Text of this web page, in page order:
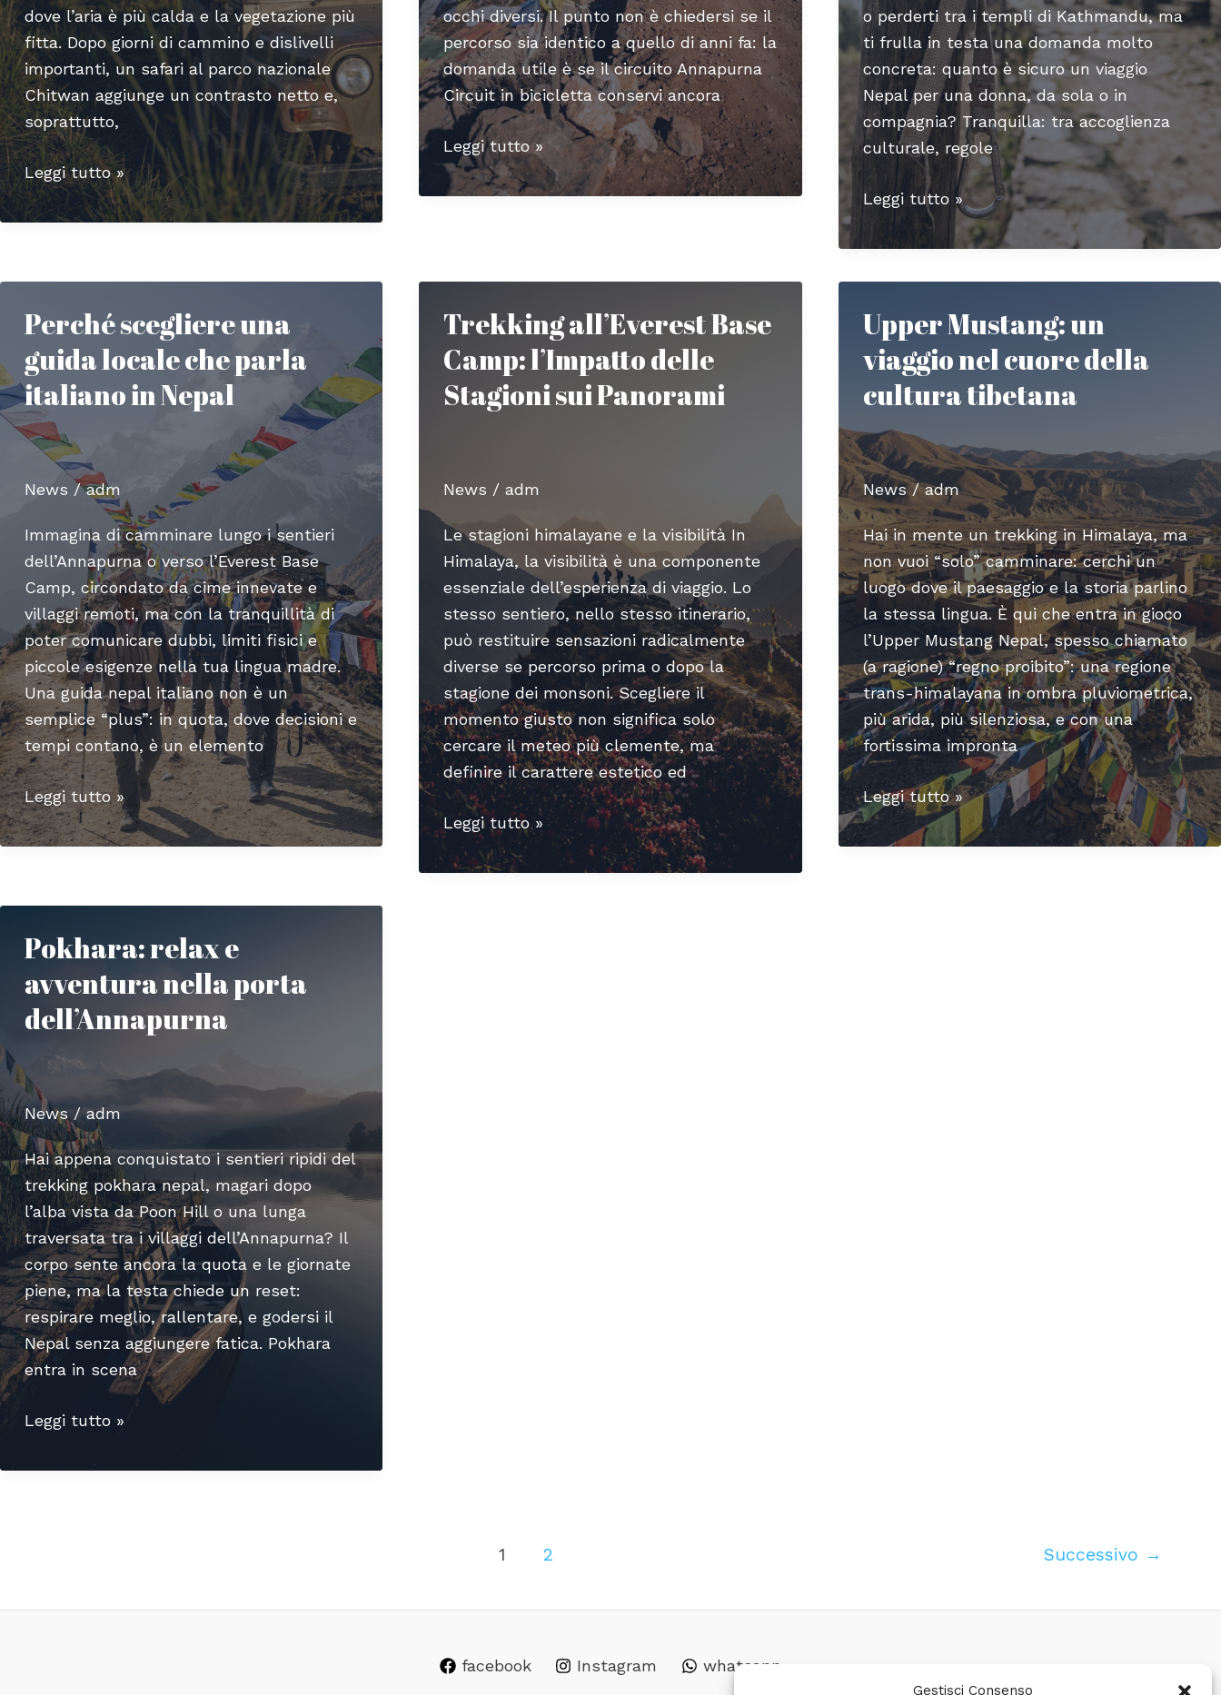
Gestisci Consenso
dove l’aria è più calda e la vegetazione più
fitta. Dopo giorni di cammino e dislivelli
importanti, un safari al parco nazionale
Chitwan aggiunge un contrasto netto e,
soprattutto,
Safari
in
Nepal:
Chitwan
National
Park
Leggi tutto »
occhi diversi. Il punto non è chiedersi se il
percorso sia identico a quello di anni fa: la
domanda utile è se il circuito Annapurna
Circuit in bicicletta conservi ancora
Come
affrontare
il
Mountain
Bike
Leggi tutto »
o perderti tra i templi di Kathmandu, ma
ti frulla in testa una domanda molto
concreta: quanto è sicuro un viaggio
Nepal per una donna, da sola o in
compagnia? Tranquilla: tra accoglienza
culturale, regole
Donne
viaggio
sicurezza,
cultura
consigli
Leggi tutto »
Perché scegliere una
guida locale che parla
italiano in Nepal
News /adm
Immagina di camminare lungo i sentieri
dell’Annapurna o verso l’Everest Base
Camp, circondato da cime innevate e
villaggi remoti, ma con la tranquillità di
poter comunicare dubbi, limiti fisici e
piccole esigenze nella tua lingua madre.
Una guida nepal italiano non è un
semplice “plus”: in quota, dove decisioni e
tempi contano, è un elemento
Perché
scegliere
una
parla
italiano
in
Nepal
Leggi tutto »
Trekking all’Everest Base
Camp: l’Impatto delle
Stagioni sui Panorami
News /adm
Le stagioni himalayane e la visibilità In
Himalaya, la visibilità è una componente
essenziale dell’esperienza di viaggio. Lo
stesso sentiero, nello stesso itinerario,
può restituire sensazioni radicalmente
diverse se percorso prima o dopo la
stagione dei monsoni. Scegliere il
momento giusto non significa solo
cercare il meteo più clemente, ma
definire il carattere estetico ed
Trekking
all’Everest
Base
Leggi tutto »
Upper Mustang: un
viaggio nel cuore della
cultura tibetana
News/adm
Hai in mente un trekking in Himalaya, ma
non vuoi “solo” camminare: cerchi un
luogo dove il paesaggio e la storia parlino
la stessa lingua. È qui che entra in gioco
l’Upper Mustang Nepal, spesso chiamato
(a ragione) “regno proibito”: una regione
trans-himalayana in ombra pluviometrica,
più arida, più silenziosa, e con una
fortissima impronta
Upper
Mustang:
un
Leggi tutto »
Pokhara: relax e
avventura nella porta
dell’Annapurna
News/adm
Hai appena conquistato i sentieri ripidi del
trekking pokhara nepal, magari dopo
l’alba vista da Poon Hill o una lunga
traversata tra i villaggi dell’Annapurna? Il
corpo sente ancora la quota e le giornate
piene, ma la testa chiede un reset:
respirare meglio, rallentare, e godersi il
Nepal senza aggiungere fatica. Pokhara
entra in scena
Pokhara:
e
Leggi tutto »
1 2 Successivo →
facebook Instagram whatsapp